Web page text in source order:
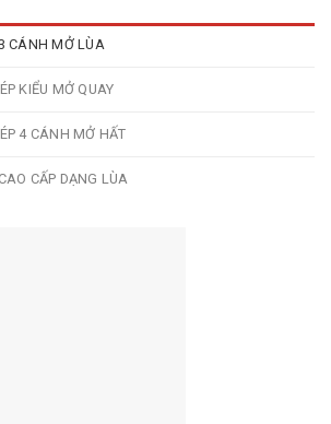
CÁNH MỞ LÙA
KIỂU MỞ QUAY
4 CÁNH MỞ HẤT
CẤP DẠNG LÙA